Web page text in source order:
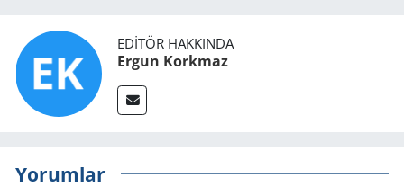
EDITÖR HAKKINDA
Ergun Korkmaz
Yorumlar